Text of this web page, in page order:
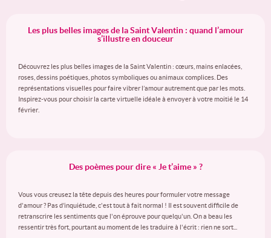
Les plus belles images de la Saint Valentin : quand l’amour
s’illustre en douceur
Découvrez les plus belles images de la Saint Valentin : cœurs, mains enlacées,
roses, dessins poétiques, photos symboliques ou animaux complices. Des
représentations visuelles pour faire vibrer l’amour autrement que par les mots.
Inspirez-vous pour choisir la carte virtuelle idéale à envoyer à votre moitié le 14
février.
Des poèmes pour dire « Je t’aime » ?
Vous vous creusez la tête depuis des heures pour formuler votre message
d'amour ? Pas d’inquiétude, c'est tout à fait normal ! Il est souvent difficile de
retranscrire les sentiments que l'on éprouve pour quelqu'un. On a beau les
ressentir très fort, pourtant au moment de les traduire à l'écrit : rien ne sort...